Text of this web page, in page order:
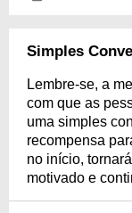
Simples
Lembre-se, a
com que as
uma simples
recompensa
no início,
motivado e